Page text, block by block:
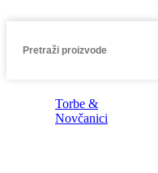
Torbe &
Novčanici